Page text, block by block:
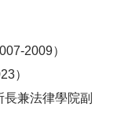
2009）
）
兼法律學院副